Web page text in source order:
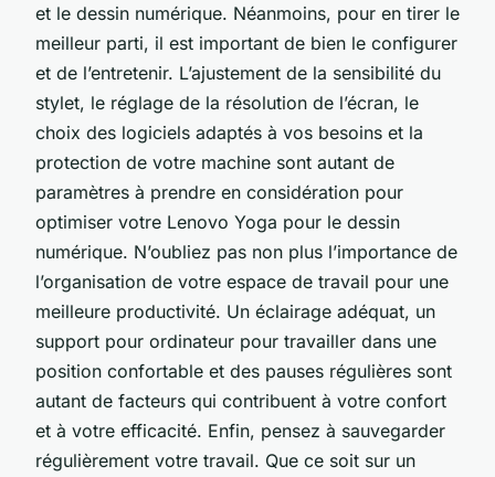
et le dessin numérique. Néanmoins, pour en tirer le
meilleur parti, il est important de bien le configurer
et de l’entretenir. L’ajustement de la sensibilité du
stylet, le réglage de la résolution de l’écran, le
choix des logiciels adaptés à vos besoins et la
protection de votre machine sont autant de
paramètres à prendre en considération pour
optimiser votre Lenovo Yoga pour le dessin
numérique. N’oubliez pas non plus l’importance de
l’organisation de votre espace de travail pour une
meilleure productivité. Un éclairage adéquat, un
support pour ordinateur pour travailler dans une
position confortable et des pauses régulières sont
autant de facteurs qui contribuent à votre confort
et à votre efficacité. Enfin, pensez à sauvegarder
régulièrement votre travail. Que ce soit sur un